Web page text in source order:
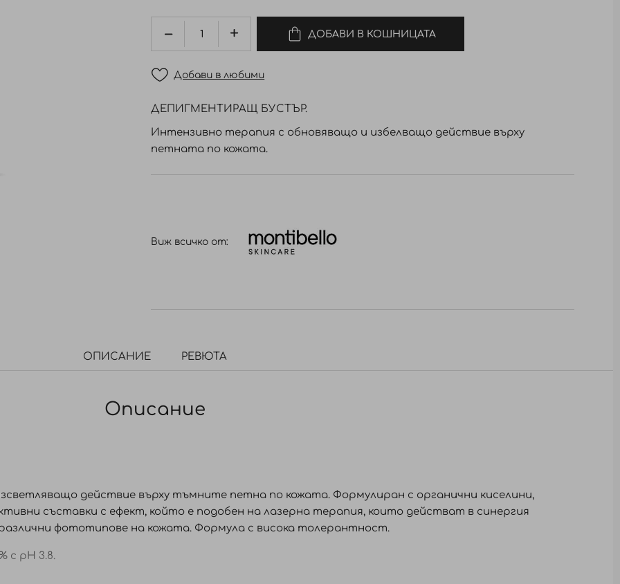
ДОБАВИ В КОШНИЦАТА
Добави в любими
ДЕПИГМЕНТИРАЩ БУСТЪР.
Интензивно терапия с обновяващо и избелващо действие върху
петната по кожата.
Виж всичко от:
ОПИСАНИЕ РЕВЮТА
Описание
действие върху тъмните петна по кожата. Формулиран с органични киселини,
съставки с ефект, който е подобен на лазерна терапия, които действат в синергия
фототипове на кожата. Формула с висока толерантност.
с pH 3.8.